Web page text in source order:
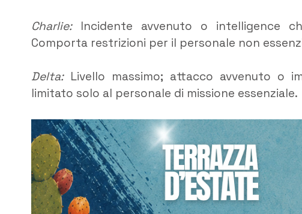
Charlie:Incidente avvenuto o intelligence
Comporta restrizioni per il personale non
Delta:Livello massimo; attacco avvenuto o
limitato solo al personale di missione essenziale.